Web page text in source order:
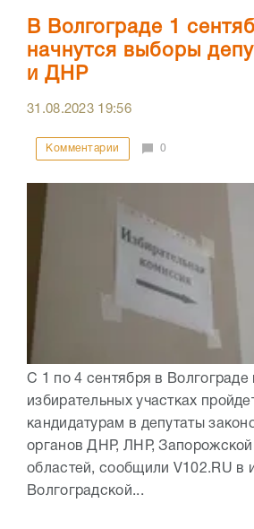
В Волгограде 1
начнутся выборы
и ДНР
31.08.2023 19:56
Комментарии 0
С 1 по 4 сентября в Волгограде
избирательных участках
кандидатурам в депутаты
органов ДНР, ЛНР, Запорожской
областей, сообщили V102.RU в
Волгоградской...